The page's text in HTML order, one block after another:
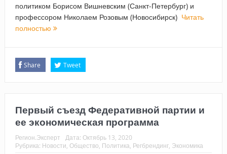
политиком Борисом Вишневским (Санкт-Петербург) и
профессором Николаем Розовым (Новосибирск) Читать
полностью
Share Tweet
Первый съезд Федеративной партии и
ее экономическая программа
Регион.Эксперт Дата: Октябрь 13, 2020
Рубрика: Новости Общество Политика Регбрендинг, Экономика